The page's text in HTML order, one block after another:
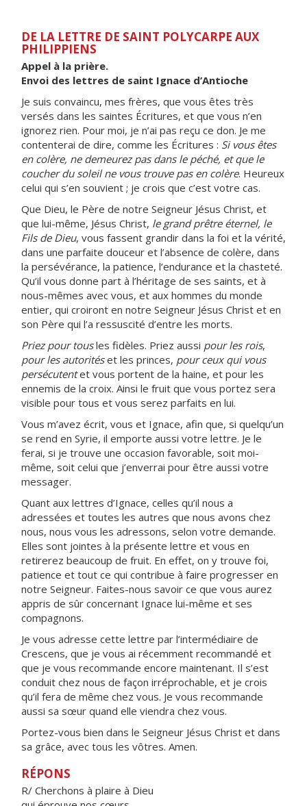
DE LA LETTRE DE SAINT POLYCARPE AUX
PHILIPPIENS
Appel à la prière.
Envoi des lettres de saint Ignace d’Antioche
Je suis convaincu, mes frères, que vous êtes très
versés dans les saintes Écritures, et que vous n’en
ignorez rien. Pour moi, je n’ai pas reçu ce don. Je me
contenterai de dire, comme les Écritures : Si vous êtes
en colère, ne demeurez pas dans le péché, et que le
coucher du soleil ne vous trouve pas en colère. Heureux
celui qui s’en souvient ; je crois que c’est votre cas.
Que Dieu, le Père de notre Seigneur Jésus Christ, et
que lui-même, Jésus Christ, le grand prêtre éternel, le
Fils de Dieu, vous fassent grandir dans la foi et la vérité,
dans une parfaite douceur et l’absence de colère, dans
la persévérance, la patience, l’endurance et la chasteté.
Qu’il vous donne part à l’héritage de ses saints, et à
nous-mêmes avec vous, et aux hommes du monde
entier, qui croiront en notre Seigneur Jésus Christ et en
son Père qui l’a ressuscité d’entre les morts.
Priez pour tousles fidèles. Priez aussi pour les rois,
pour les autoritéset les princes, pour ceux qui vous
persécutentet vous portent de la haine, et pour les
ennemis de la croix. Ainsi le fruit que vous portez sera
visible pour tous et vous serez parfaits en lui.
Vous m’avez écrit, vous et Ignace, afin que, si quelqu’un
se rend en Syrie, il emporte aussi votre lettre. Je le
ferai, si je trouve une occasion favorable, soit moi-
même, soit celui que j’enverrai pour être aussi votre
messager.
Quant aux lettres d’Ignace, celles qu’il nous a
adressées et toutes les autres que nous avons chez
nous, nous vous les adressons, selon votre demande.
Elles sont jointes à la présente lettre et vous en
retirerez beaucoup de fruit. En effet, on y trouve foi,
patience et tout ce qui contribue à faire progresser en
notre Seigneur. Faites-nous savoir ce que vous aurez
appris de sûr concernant Ignace lui-même et ses
compagnons.
Je vous adresse cette lettre par l’intermédiaire de
Crescens, que je vous ai récemment recommandé et
que je vous recommande encore maintenant. Il s’est
conduit chez nous de façon irréprochable, et je crois
qu’il fera de même chez vous. Je vous recommande
aussi sa sœur quand elle viendra chez vous.
Portez-vous bien dans le Seigneur Jésus Christ et dans
sa grâce, avec tous les vôtres. Amen.
RÉPONS
R/ Cherchons à plaire à Dieu